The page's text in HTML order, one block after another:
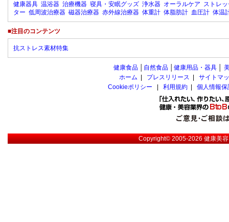
健康器具 温浴器 治療機器 寝具・安眠グッズ 浄水器 オーラルケア ストレ
ター 低周波治療器 磁器治療器 赤外線治療器 体重計 体脂肪計 血圧計 体温
■注目のコンテンツ
抗ストレス素材特集
健康食品 自然食品 健康用品・器具
ホーム
プレスリリース
サイトマ
Cookieポリシー
利用規約 個人情報
Copyright© 2005-2026健康美